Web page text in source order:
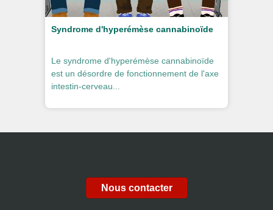
Syndrome d'hyperémèse cannabinoïde
Le syndrome d'hyperémèse cannabinoïde
est un désordre de fonctionnement de l'axe
intestin-cerveau...
Nous contacter